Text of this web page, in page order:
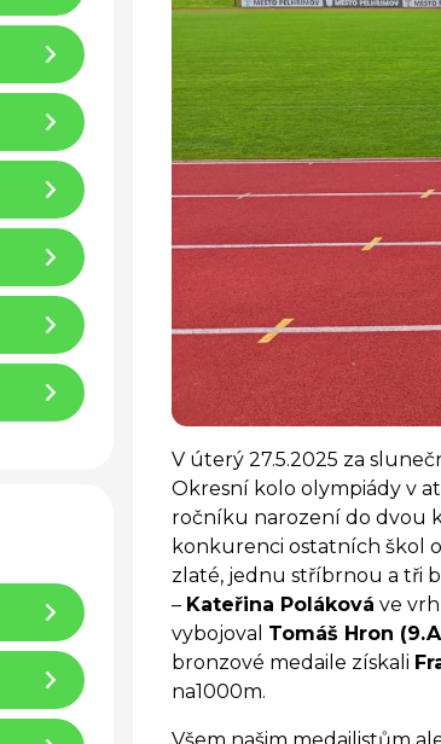
V úterý 27.5.2025 za
Okresní kolo olympiády v
ročníku narození do dvou
konkurenci ostatních škol
zlaté, jednu stříbrnou a tři
– Kateřina Poláková ve
vybojoval Tomáš Hron
bronzové medaile získali
na1000m.